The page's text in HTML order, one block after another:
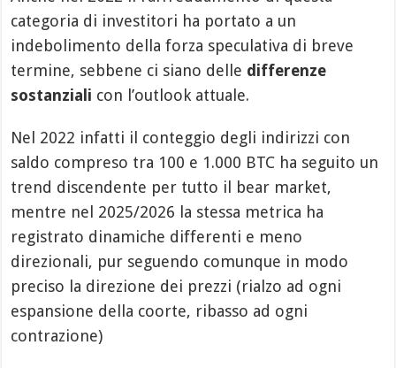
categoria di investitori ha portato a un
indebolimento della forza speculativa di breve
termine, sebbene ci siano delle differenze
sostanziali con l’outlook attuale.
Nel 2022 infatti il conteggio degli indirizzi con
saldo compreso tra 100 e 1.000 BTC ha seguito un
trend discendente per tutto il bear market,
mentre nel 2025/2026 la stessa metrica ha
registrato dinamiche differenti e meno
direzionali, pur seguendo comunque in modo
preciso la direzione dei prezzi (rialzo ad ogni
espansione della coorte, ribasso ad ogni
contrazione)